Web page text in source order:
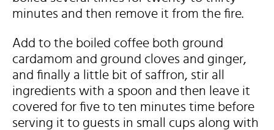
minutes and then remove it from the fire.
Add to the boiled coffee both ground
cardamom and ground cloves and ginger,
and finally a little bit of saffron, stir all
ingredients with a spoon and then leave it
covered for five to ten minutes time before
serving it to guests in small cups along with